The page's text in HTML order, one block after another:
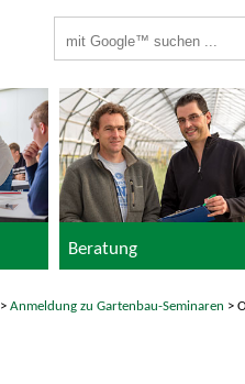
Beratung
>Anmeldung zu Gartenbau-Seminaren >